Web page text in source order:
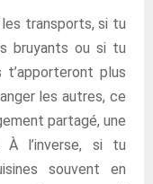
transports, si tu
bruyants ou si tu
plus
les autres, ce
partagé, une
À l’inverse, si tu
souvent en